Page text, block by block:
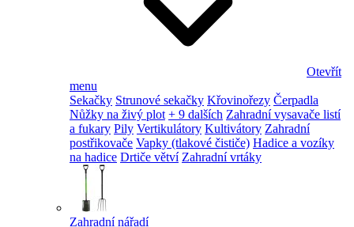
Otevřít
menu
Sekačky Strunové sekačky Křovinořezy Čerpadla
Nůžky na živý plot + 9 dalších Zahradní vysavače listí
a fukary Pily Vertikulátory Kultivátory Zahradní
postřikovače Vapky (tlakové čističe) Hadice a vozíky
na hadice Drtiče větví Zahradní vrtáky
Zahradní nářadí